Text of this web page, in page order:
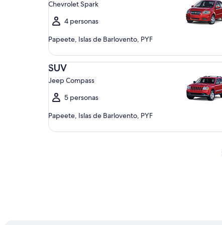
Chevrolet Spark
4 personas
Papeete, Islas de Barlovento, PYF
SUV
Jeep Compass
5 personas
Papeete, Islas de Barlovento, PYF
SUV Jeep Compass